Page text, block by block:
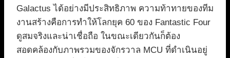
Galactus ได้อย่างมีประสิทธิภาพ ความท้าทายของทีม
งานสร้างคือการทำให้โลกยุค 60 ของ Fantastic Four
ดูสมจริงและน่าเชื่อถือ ในขณะเดียวกันก็ต้อง
สอดคล้องกับภาพรวมของจักรวาล MCU ที่ดำเนินอยู่